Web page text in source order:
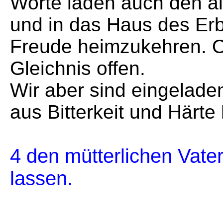
und in das Haus des
Freude heimzukehren.
Gleichnis offen.
Wir aber sind
aus Bitterkeit und
4 den mütterlichen
lassen.